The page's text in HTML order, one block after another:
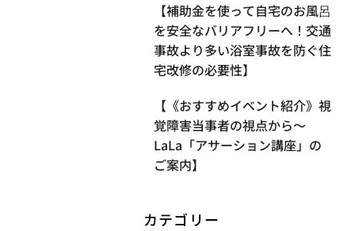
【補助金を使って自宅のお風呂
を安全なバリアフリーへ！交通
事故より多い浴室事故を防ぐ住
宅改修の必要性】
【《おすすめイベント紹介》視
覚障害当事者の視点から〜
LaLa「アサーション講座」の
ご案内】
カテゴリー